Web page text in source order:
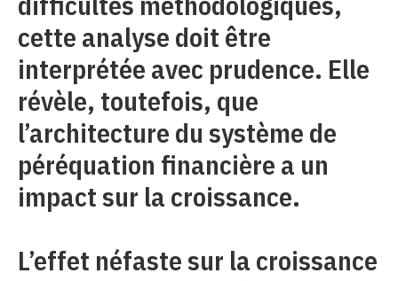
cette analyse doit être
interprétée avec prudence. Elle
révèle, toutefois, que
l’architecture du système de
péréquation financière a un
impact sur la croissance.
L’effet néfaste sur la croissance